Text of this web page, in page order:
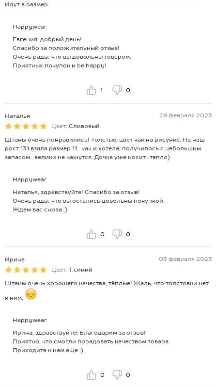
Идут в размер.
Happywear
Евгения, добрый день!
Спасибо за положительный отзыв!
Очень рады, что вы довольны товаром.
Приятных покупок и be happy!
1 0
Наталья
28 февраля 2023
Цвет: Сливовый
Штаны очень понравились! Толстые, цвет как на рисунке. На наш
рост 131 взяла размер 11.. как и хотела, получилось с небольшим
запасом.. велики не кажутся. Дочка уже носит.. тепло)
Happywear
Наталья, здравствуйте! Спасибо за отзыв!
Очень рады, что вы остались довольны покупкой.
Ждем вас снова :)
0 0
Ирина
03 февраля 2023
Цвет: Т.синий
Штаны очень хорошего качества, тёплые! Жаль, что толстовки нет
к ним.
Happywear
Ирина, здравствуйте! Благодарим за отзыв!
Приятно, что смогли порадовать качеством товара.
Приходите к нам еще :)
0 0